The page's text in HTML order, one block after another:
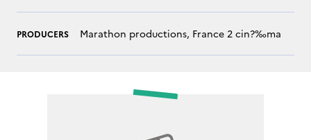
PRODUCERS Marathon productions, France 2 cin?‰ma